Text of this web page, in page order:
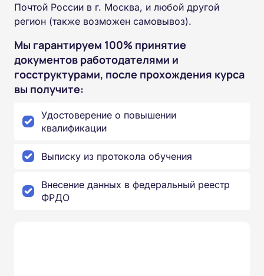
Почтой России в г. Москва, и любой другой
регион (также возможен самовывоз).
Мы гарантируем 100% принятие
документов работодателями и
госструктурами, после прохождения курса
вы получите:
Удостоверение о повышении
квалификации
Выписку из протокола обучения
Внесение данных в федеральный реестр
ФРДО